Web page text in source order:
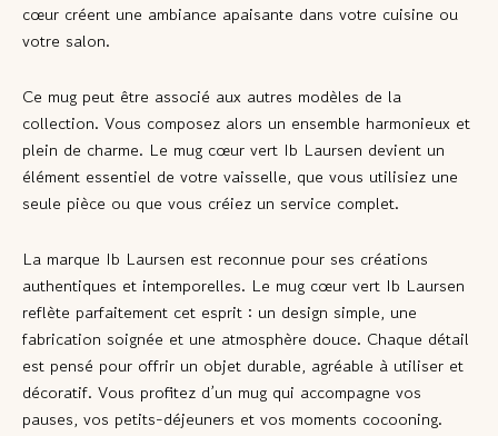
cœur créent une ambiance apaisante dans votre cuisine ou
votre salon.
Ce mug peut être associé aux autres modèles de la
collection. Vous composez alors un ensemble harmonieux et
plein de charme. Le mug cœur vert Ib Laursen devient un
élément essentiel de votre vaisselle, que vous utilisiez une
seule pièce ou que vous créiez un service complet.
La marque Ib Laursen est reconnue pour ses créations
authentiques et intemporelles. Le mug cœur vert Ib Laursen
reflète parfaitement cet esprit : un design simple, une
fabrication soignée et une atmosphère douce. Chaque détail
est pensé pour offrir un objet durable, agréable à utiliser et
décoratif. Vous profitez d’un mug qui accompagne vos
pauses, vos petits-déjeuners et vos moments cocooning.